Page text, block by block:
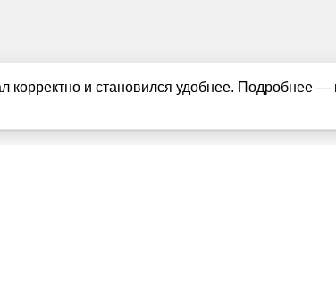
корректно и становился удобнее. Подробнее